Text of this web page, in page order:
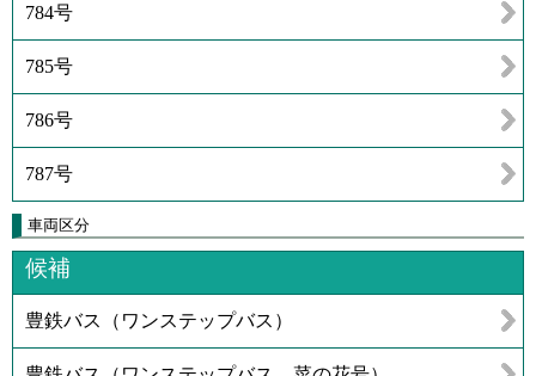
784号
785号
786号
787号
車両区分
候補
豊鉄バス（ワンステップバス）